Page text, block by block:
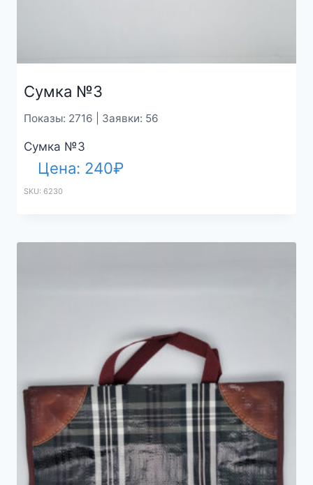
Сумка №3
Показы: 2716 | Заявки: 56
Сумка №3
Цена: 240₽
SKU: 6230